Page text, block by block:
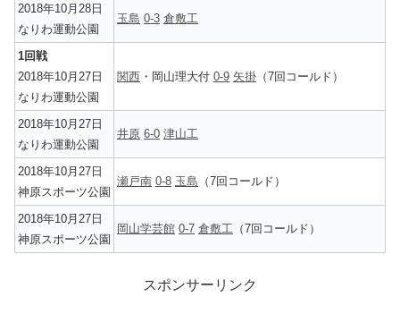
2018年10月28日
なりわ運動公園
玉島 0-3 倉敷工
1回戦
2018年10月27日
なりわ運動公園
関西 ・岡山理大付 0-9 矢掛 （7回コールド）
2018年10月27日
なりわ運動公園
井原 6-0 津山工
2018年10月27日
神原スポーツ公園
瀬戸南 0-8 玉島 （7回コールド）
2018年10月27日
神原スポーツ公園
岡山学芸館 0-7 倉敷工 （7回コールド）
スポンサーリンク